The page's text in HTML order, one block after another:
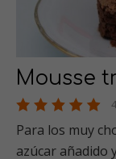
Mousse
Para los muy
azúcar añadido